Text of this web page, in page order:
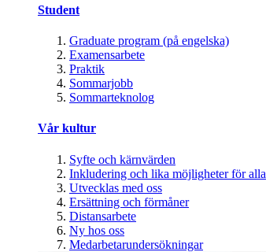
Student
Graduate program (på engelska)
Examensarbete
Praktik
Sommarjobb
Sommarteknolog
Vår kultur
Syfte och kärnvärden
Inkludering och lika möjligheter för alla
Utvecklas med oss
Ersättning och förmåner
Distansarbete
Ny hos oss
Medarbetarundersökningar